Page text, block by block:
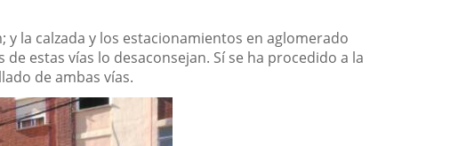
la calzada y los estacionamientos en aglomerado
estas vías lo desaconsejan. Sí se ha procedido a la
de ambas vías.